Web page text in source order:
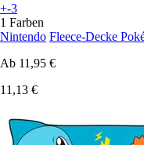
+-3
1 Farben
Nintendo Fleece-Decke
Ab 11,95 €
11,13 €